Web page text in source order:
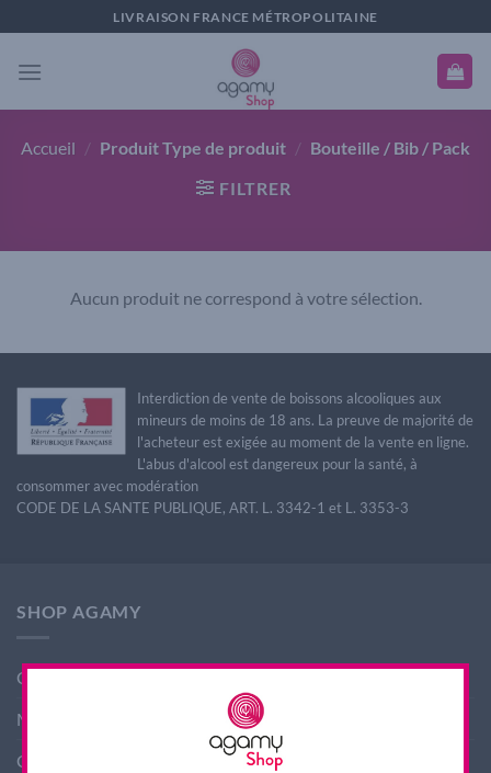
au
contenu
LIVRAISON FRANCE MÉTROPOLITAINE
Accueil / Produit Type de produit / Bouteille / Bib / Pack
FILTRER
Aucun produit ne correspond à votre sélection.
Interdiction de vente de boissons alcooliques aux
mineurs de moins de 18 ans. La preuve de majorité de
l'acheteur est exigée au moment de la vente en ligne.
L'abus d'alcool est dangereux pour la santé, à
consommer avec modération
CODE DE LA SANTE PUBLIQUE, ART. L. 3342-1 et L. 3353-3
SHOP AGAMY
Conditions générales de ventes
Mentions légales
Contact